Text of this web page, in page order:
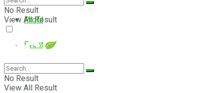
Profil
Event
E-Magazine
No Result
View All Result
No Result
View All Result